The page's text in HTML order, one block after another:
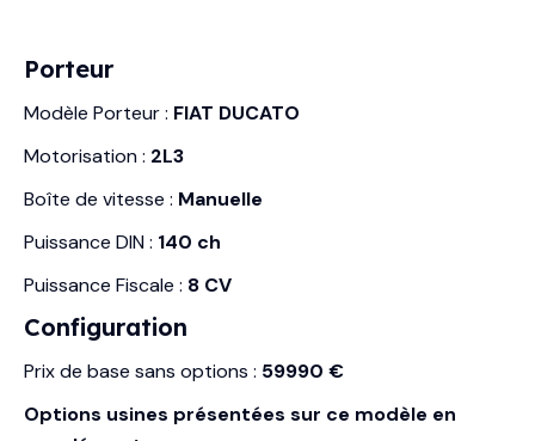
Porteur
Modèle Porteur : FIAT DUCATO
Motorisation : 2L3
Boîte de vitesse : Manuelle
Puissance DIN : 140 ch
Puissance Fiscale : 8 CV
Configuration
Prix de base sans options : 59990 €
Options usines présentées sur ce modèle en